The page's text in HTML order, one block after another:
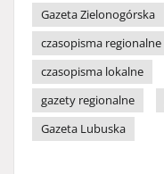
Gazeta Zielonogórska
czasopisma regionalne
czasopisma lokalne
gazety regionalne
Gazeta Lubuska